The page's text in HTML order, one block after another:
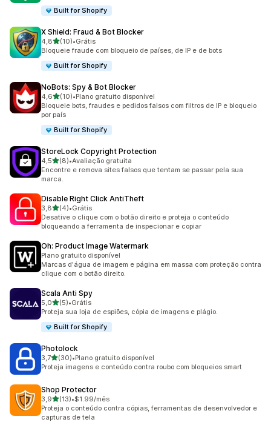
Built for Shopify
X Shield: Fraud & Bot Blocker
4,8de 5 estrelas
(10)
10 avaliações ao todo
•Grátis
Bloqueie fraude com bloqueio de países, de IP e de bots
Built for Shopify
NoBots: Spy & Bot Blocker
4,6de 5 estrelas
(10)
10 avaliações ao todo
•Plano gratuito disponível
Bloqueie bots, fraudes e pedidos falsos com filtros de IP e bloqueio
por país
Built for Shopify
StoreLock Copyright Protection
4,5de 5 estrelas
(8)
8 avaliações ao todo
•Avaliação gratuita
Encontre e remova sites falsos que tentam se passar pela sua
marca.
Disable Right Click AntiTheft
3,8de 5 estrelas
(4)
4 avaliações ao todo
•Grátis
Desative o clique com o botão direito e proteja o conteúdo
bloqueando a ferramenta de inspecionar e copiar
Oh: Product Image Watermark
Plano gratuito disponível
Marcas d'água de imagem e página em massa com proteção contra
clique com o botão direito.
Scala Anti Spy
5,0de 5 estrelas
(5)
5 avaliações ao todo
•Grátis
Proteja sua loja de espiões, cópia de imagens e plágio.
Built for Shopify
Photolock
3,7de 5 estrelas
(30)
30 avaliações ao todo
•Plano gratuito disponível
Proteja imagens e conteúdo contra roubo com bloqueios smart
Shop Protector
3,9de 5 estrelas
(13)
13 avaliações ao todo
•$1.99/mês
Proteja o conteúdo contra cópias, ferramentas de desenvolvedor e
capturas de tela